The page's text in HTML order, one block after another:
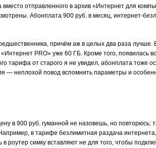
отправленного в архив «Интернет для
Абонплата 900 руб. в месяц, интернет-
причём аж в целых два раза
PRO» уже 60 ГБ. Кроме того, появилась
тарифа от старого я не увидел, абонплата тоже
— неплохой повод вспомнить параметры и
в 900 руб. гуманной не назовешь, но повторюсь:
в тарифе безлимитная раздача
роутер симку вставляют не для того, чтобы